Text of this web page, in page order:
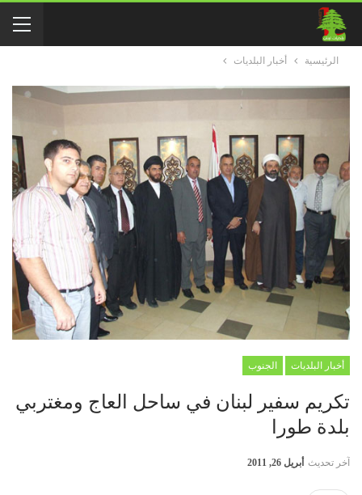
الرئيسية أخبار البلديات
أخبار البلديات الجنوب
تكريم سفير لبنان في ساحل العاج ومغتربي
بلدة طورا
آخر تحديث أبريل 26, 2011